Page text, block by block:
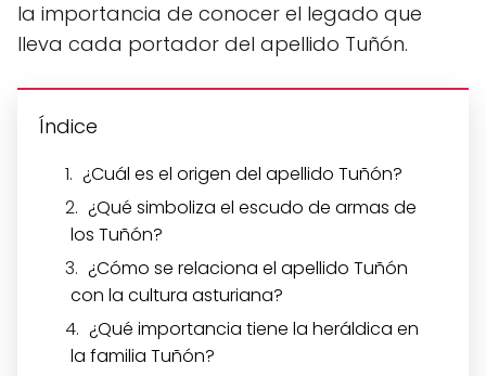
la importancia de conocer el legado que
lleva cada portador del apellido Tuñón.
Índice
¿Cuál es el origen del apellido Tuñón?
¿Qué simboliza el escudo de armas de
los Tuñón?
¿Cómo se relaciona el apellido Tuñón
con la cultura asturiana?
¿Qué importancia tiene la heráldica en
la familia Tuñón?